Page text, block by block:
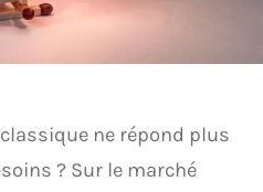
ne répond plus
? Sur le marché